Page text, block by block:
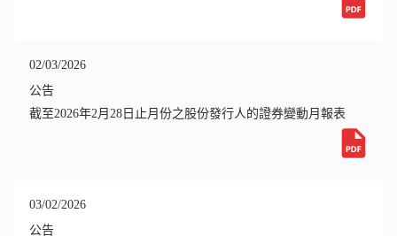
02/03/2026
公告
截至2026年2月28日止月份之股份發行人的證券變動月報表
03/02/2026
公告